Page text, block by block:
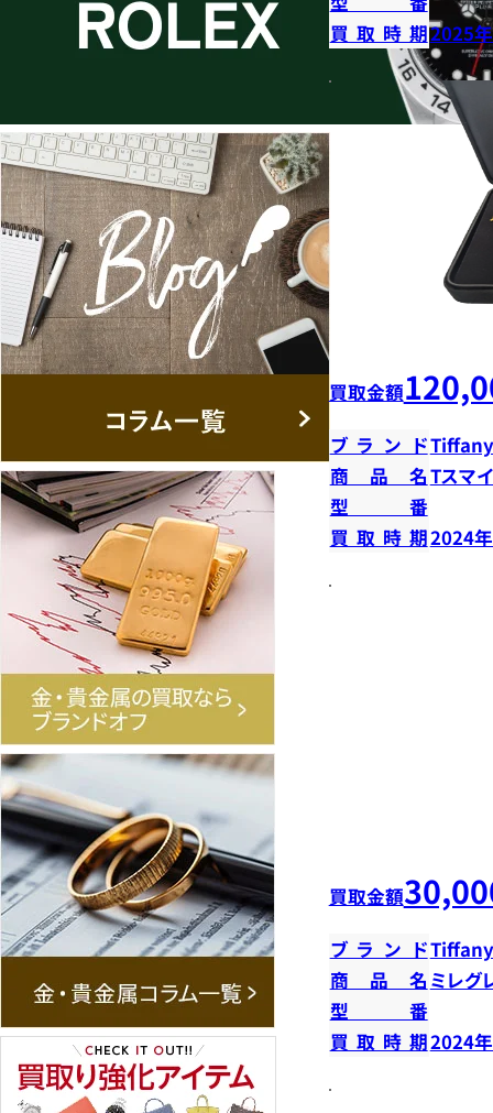
買取時期2025
買取金額
ブランド
商品名Tスマ
型番
買取時期2024
買取金額
ブランド
商品名 ミレグ
型番
買取時期2024